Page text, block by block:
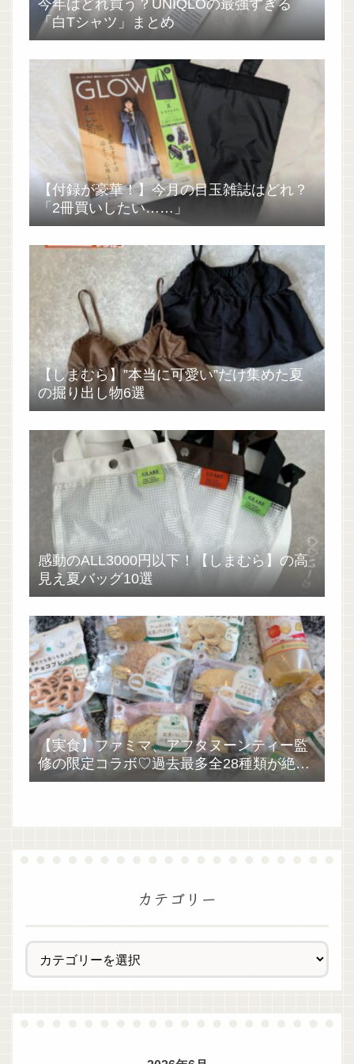
今年はどれ買う？UNIQLOの最強すぎる
「白Tシャツ」まとめ
【付録が豪華！】今月の目玉雑誌はどれ？
「2冊買いしたい……」
【しまむら】”本当に可愛い”だけ集めた夏
の掘り出し物6選
感動のALL3000円以下！【しまむら】の高
見え夏バッグ10選
【実食】ファミマ、アフタヌーンティー監
修の限定コラボ♡過去最多全28種類が絶品
過ぎた！
カテゴリー